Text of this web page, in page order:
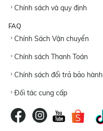
Chính sách và quy định
FAQ
Chính Sách Vận chuyển
Chính sách Thanh Toán
Chính sách đổi trả bảo hành
Đối tác cung cấp